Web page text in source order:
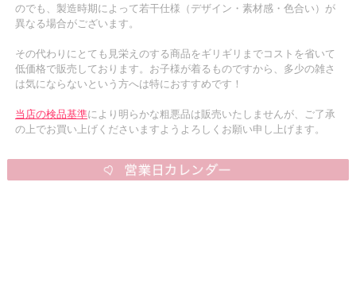
のでも、製造時期によって若干仕様（デザイン・素材感・色合い）が
異なる場合がございます。
その代わりにとても見栄えのする商品をギリギリまでコストを省いて
低価格で販売しております。お子様が着るものですから、多少の雑さ
は気にならないという方へは特におすすめです！
当店の検品基準により明らかな粗悪品は販売いたしませんが、ご了承
の上でお買い上げくださいますようよろしくお願い申し上げます。